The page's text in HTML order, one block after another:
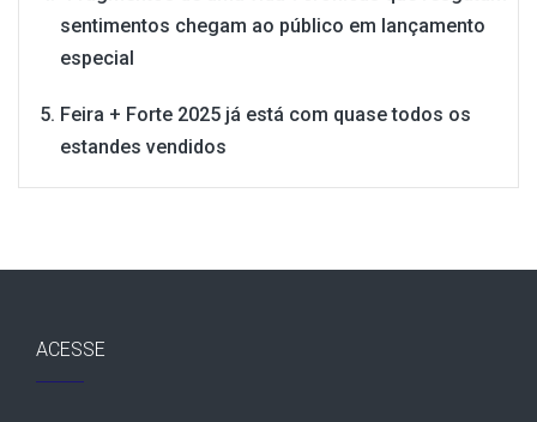
sentimentos chegam ao público em lançamento
especial
Feira + Forte 2025 já está com quase todos os
estandes vendidos
ACESSE